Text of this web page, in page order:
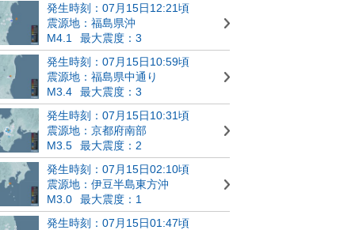
発生時刻：07月15日12:21頃
震源地：福島県沖
M4.1
最大震度：3
発生時刻：07月15日10:59頃
震源地：福島県中通り
M3.4
最大震度：3
発生時刻：07月15日10:31頃
震源地：京都府南部
M3.5
最大震度：2
発生時刻：07月15日02:10頃
震源地：伊豆半島東方沖
M3.0
最大震度：1
発生時刻：07月15日01:47頃